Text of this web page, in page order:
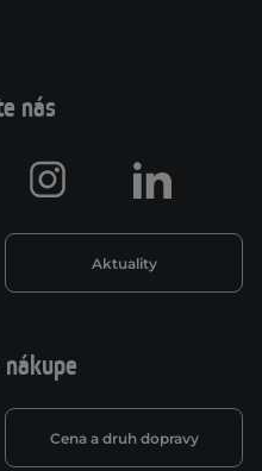
Cena a druh dopravy
nás
Aktuality
Instagram LinkedIn